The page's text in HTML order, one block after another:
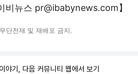
비뉴스 pr@ibabynews.com】
단전재 및 재배포 금지.
야기, 다음 커뮤니티 웹에서 보기